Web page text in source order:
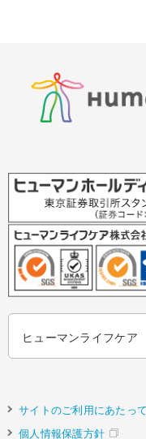
ヒューマンライフケ
サイトのご利用にあたって
個人情報保護方針